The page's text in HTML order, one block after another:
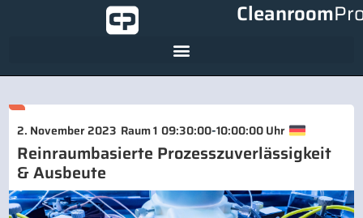
Cleanroom
2. November 2023 Raum 1 09:30:00-10:00:00 Uhr
Reinraumbasierte Prozesszuverlässigkeit
& Ausbeute